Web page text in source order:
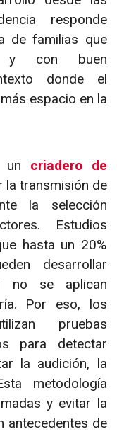
responde
de familias que
y con buen
donde el
espacio en la
un criadero de
la transmisión de
la selección
Estudios
hasta un 20%
desarrollar
no se aplican
Por eso, los
pruebas
para detectar
la audición, la
metodología
y evitar la
antecedentes de